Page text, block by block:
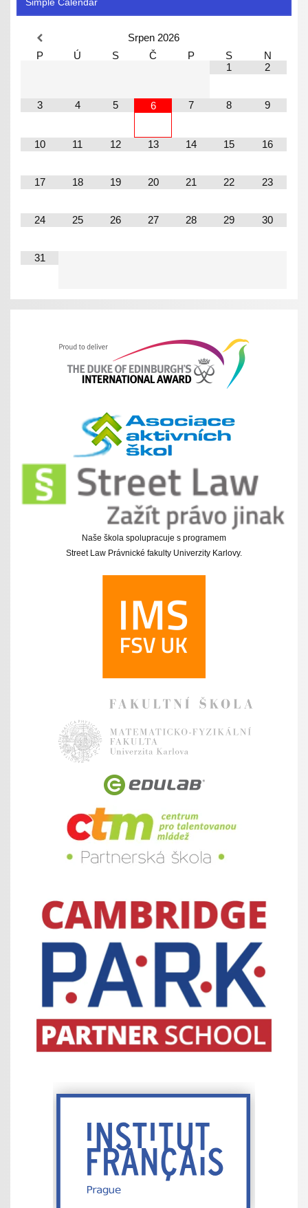
Simple Calendar
Srpen 2026
P
Ú S Č P S
N
1
2
3 4 5 6 7 8 9
10 11 12 13 14 15 16
17 18 19 20 21 22 23
24 25 26 27 28 29 30
31
Naše škola spolupracuje s programem
Street Law Právnické fakulty Univerzity Karlovy.